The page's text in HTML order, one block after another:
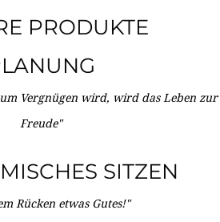
PRODUKTE
Vergnügen wird, wird das Leben zur
Freude"
SITZEN
Rücken etwas Gutes!"